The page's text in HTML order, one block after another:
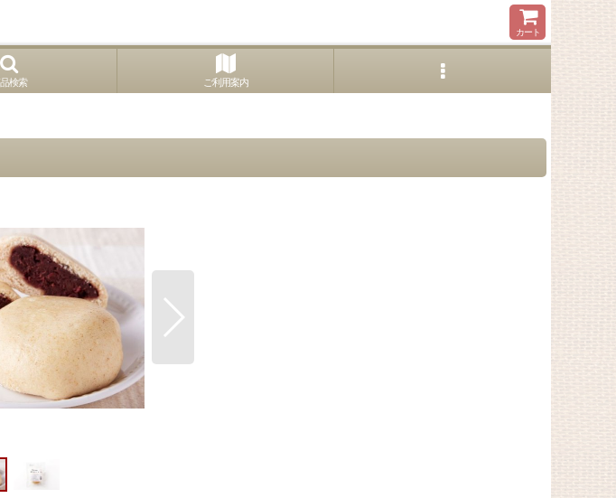
カート
検索 ご利用案内